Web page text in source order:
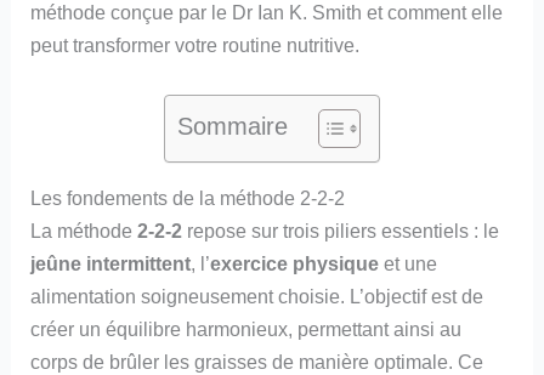
méthode conçue par le Dr Ian K. Smith et comment elle
peut transformer votre routine nutritive.
Sommaire
Les fondements de la méthode 2-2-2
La méthode2-2-2 repose sur trois piliers essentiels : le
jeûne intermittent, l’exercice physique et une
alimentation soigneusement choisie. L’objectif est de
créer un équilibre harmonieux, permettant ainsi au
corps de brûler les graisses de manière optimale. Ce